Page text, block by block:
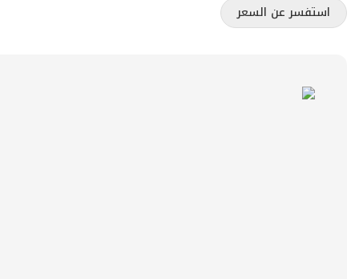
استفسر عن السعر